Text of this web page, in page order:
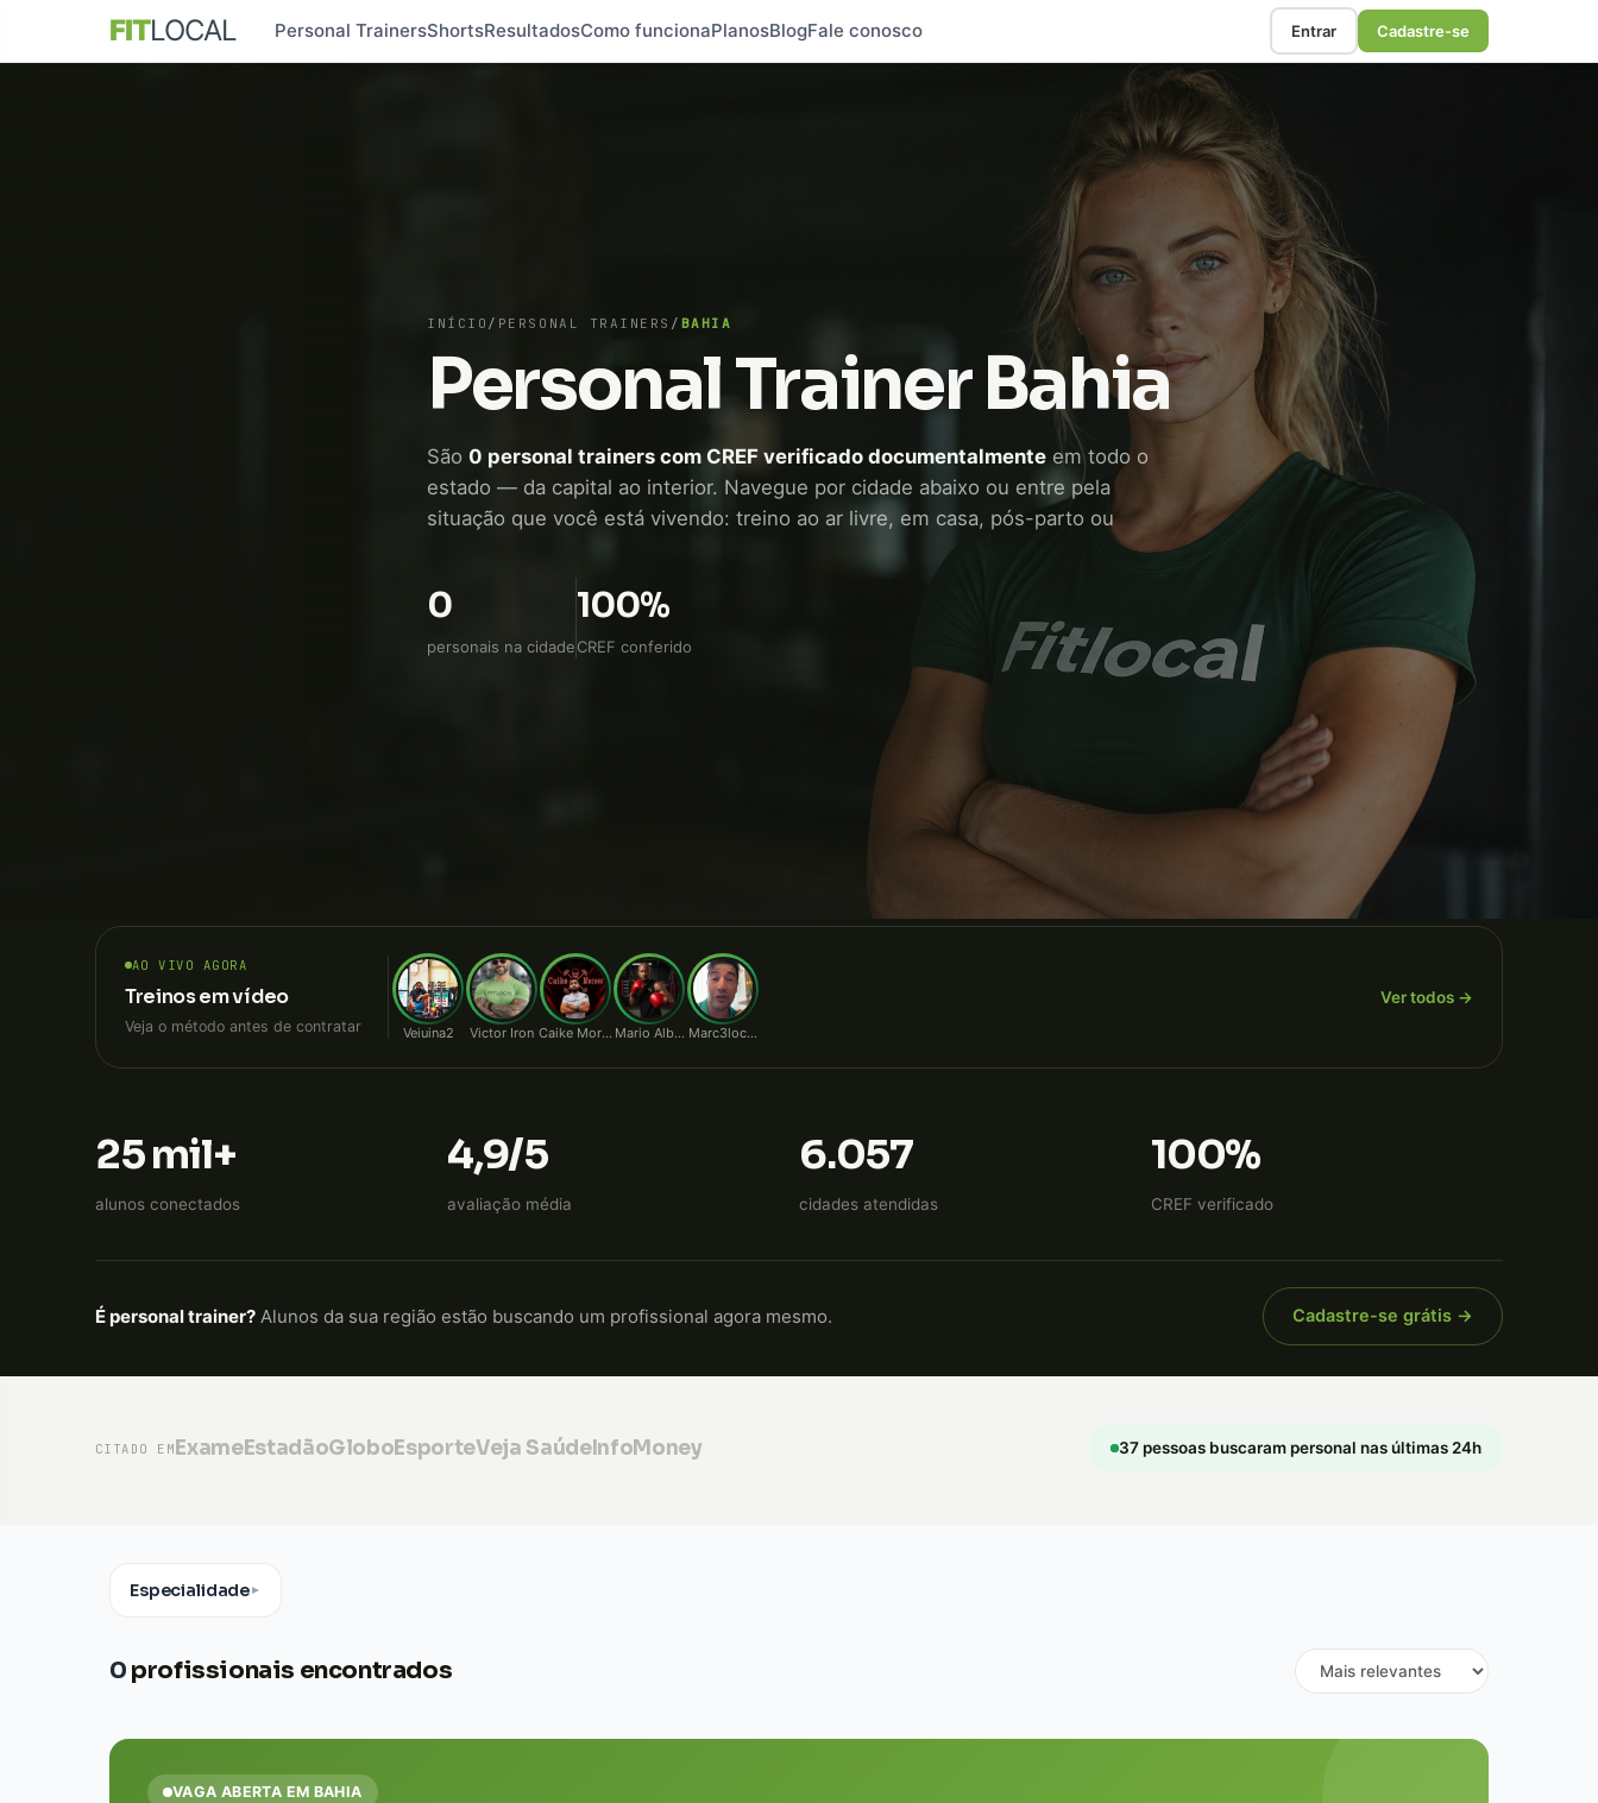
FITLOCAL Personal TrainersShortsResultadosComo funcionaPlanosBlogFale conosco Entrar Cadastre-se
INÍCIO / PERSONAL TRAINERS / BAHIA
Personal Trainer Bahia
São0 personal trainers com CREF verificado documentalmente em todo o
estado — da capital ao interior. Navegue por cidade abaixo ou entre pela
situação que você está vivendo: treino ao ar livre, em casa, pós-parto ou
reabilitação. Contato direto pelo WhatsApp, sem leilão de orçamento.
0
personais na cidade
100%
CREF conferido
AO VIVO AGORA
Treinos em vídeo
Veja o método antes de contratar Veiuina2 Victor Iron Caike MoraesMario AlbertoMarc3locunha
Ver todos →
25 mil+
alunos conectados
4,9/5
avaliação média
6.057
cidades atendidas
100%
CREF verificado
É personal trainer? Alunos da sua região estão buscando um profissional agora mesmo. Cadastre-se grátis →
CITADO EM ExameEstadãoGloboEsporteVeja SaúdeInfoMoney 37 pessoas buscaram personal nas últimas 24h
Especialidade▼
0 profissionais encontrados
VAGA ABERTA EM BAHIA